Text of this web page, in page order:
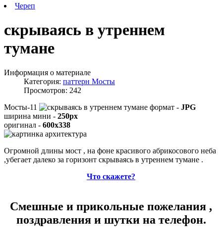
Череп
скрываясь в утреннем
тумане
Информация о материале
Категория: паттерн Мосты
Просмотров: 242
Мосты-11
формат - JPG
ширина мини - 250px
оригинал - 600x338
Огромной длины мост , на фоне красивого абрикосового неба
,убегает далеко за горизонт скрываясь в утреннем тумане .
Что скажете?
Смешные и прикольные пожелания ,
поздравления и шутки на телефон.